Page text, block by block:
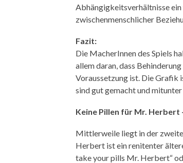
Abhängigkeitsverhältnisse
zwischenmenschlicher
Fazit:
Die MacherInnen des Spiels
allem daran, dass
Voraussetzung ist. Die Grafik
sind gut gemacht und
Keine Pillen für Mr. Herbert
Mittlerweile liegt in der
Herbert ist ein renitenter
take your pills Mr. Herbert“